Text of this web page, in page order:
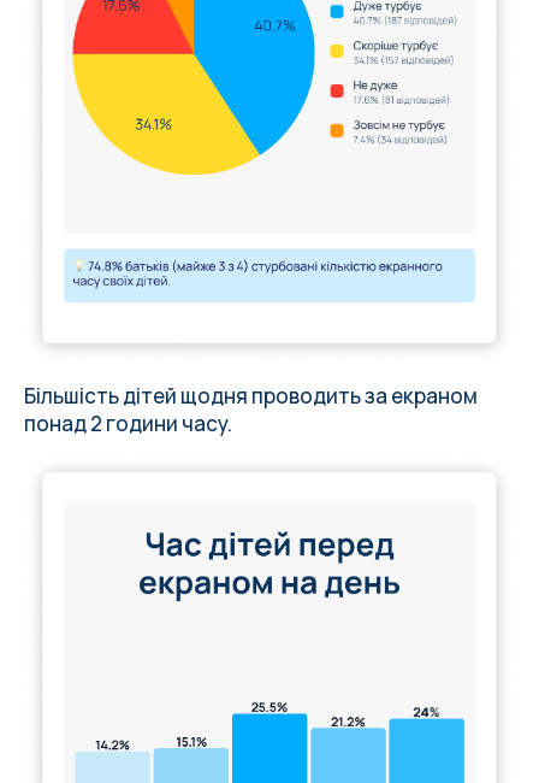
Більшість дітей щодня проводить за екраном
понад 2 години часу.